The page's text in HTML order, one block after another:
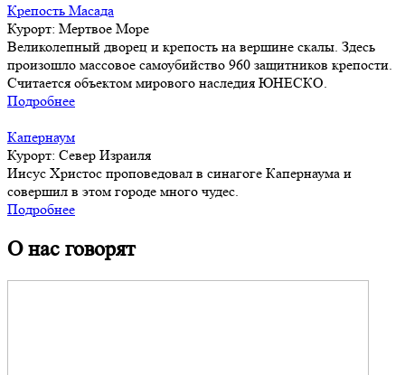
Крепость Масада
Курорт: Мертвое Море
Великолепный дворец и крепость на вершине скалы. Здесь
произошло массовое самоубийство 960 защитников крепости.
Считается объектом мирового наследия ЮНЕСКО.
Подробнее
Капернаум
Курорт: Север Израиля
Иисус Христос проповедовал в синагоге Капернаума и
совершил в этом городе много чудес.
Подробнее
О нас говорят